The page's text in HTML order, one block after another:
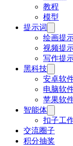
教程
模型
提示词
绘画提
视频提
写作提
黑科技
安卓软
电脑软
苹果软
智能体
扣子工
交流圈子
积分抽奖